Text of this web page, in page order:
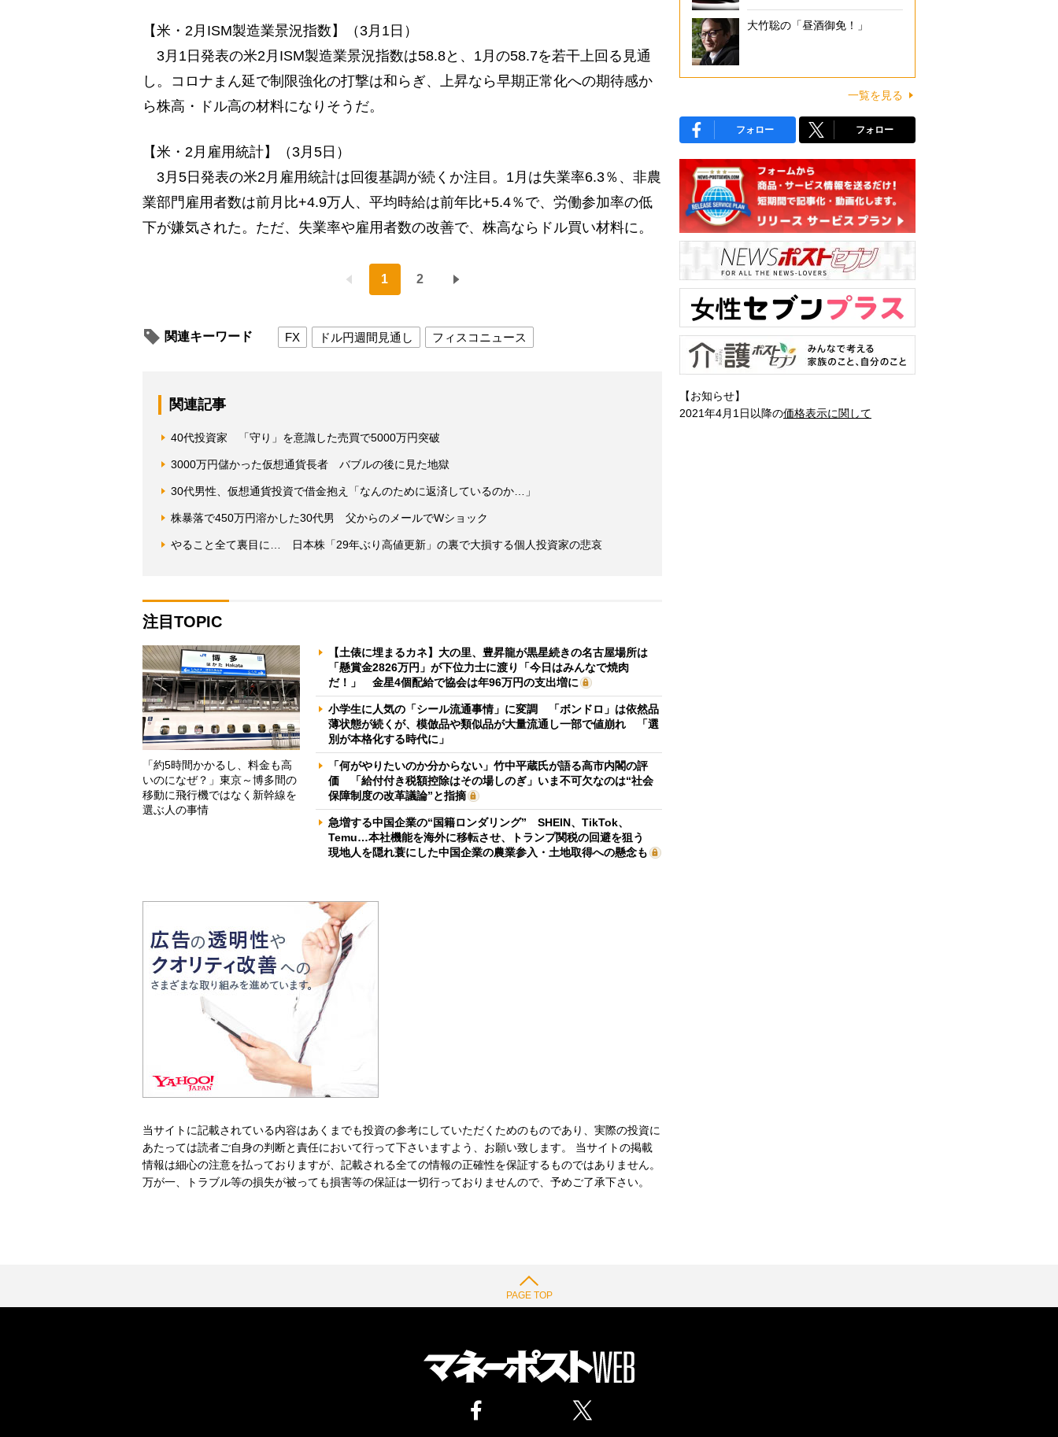
【米・2月ISM製造業景況指数】（3月1日）
3月1日発表の米2月ISM製造業景況指数は58.8と、1月の58.7を若干上回る見通
し。コロナまん延で制限強化の打撃は和らぎ、上昇なら早期正常化への期待感か
ら株高・ドル高の材料になりそうだ。
【米・2月雇用統計】（3月5日）
3月5日発表の米2月雇用統計は回復基調が続くか注目。1月は失業率6.3％、非農
業部門雇用者数は前月比+4.9万人、平均時給は前年比+5.4％で、労働参加率の低
下が嫌気された。ただ、失業率や雇用者数の改善で、株高ならドル買い材料に。
1 2
関連キーワード FX ドル円週間見通し フィスコニュース
関連記事
40代投資家 「守り」を意識した売買で5000万円突破
3000万円儲かった仮想通貨長者 バブルの後に見た地獄
30代男性、仮想通貨投資で借金抱え「なんのために返済しているのか…」
株暴落で450万円溶かした30代男 父からのメールでWショック
やること全て裏目に… 日本株「29年ぶり高値更新」の裏で大損する個人投資家の悲哀
注目TOPIC
「約5時間かかるし、料金も高
いのになぜ？」東京～博多間の
移動に飛行機ではなく新幹線を
選ぶ人の事情
【土俵に埋まるカネ】大の里、豊昇龍が黒星続きの名古屋場所は
「懸賞金2826万円」が下位力士に渡り「今日はみんなで焼肉
だ！」 金星4個配給で協会は年96万円の支出増に
小学生に人気の「シール流通事情」に変調 「ボンドロ」は依然品
薄状態が続くが、模倣品や類似品が大量流通し一部で値崩れ 「選
別が本格化する時代に」
「何がやりたいのか分からない」竹中平蔵氏が語る高市内閣の評
価 「給付付き税額控除はその場しのぎ」いま不可欠なのは“社会
保障制度の改革議論”と指摘
急増する中国企業の“国籍ロンダリング” SHEIN、TikTok、
Temu…本社機能を海外に移転させ、トランプ関税の回避を狙う
現地人を隠れ蓑にした中国企業の農業参入・土地取得への懸念も
当サイトに記載されている内容はあくまでも投資の参考にしていただくためのものであり、実際の投資に
あたっては読者ご自身の判断と責任において行って下さいますよう、お願い致します。 当サイトの掲載
情報は細心の注意を払っておりますが、記載される全ての情報の正確性を保証するものではありません。
万が一、トラブル等の損失が被っても損害等の保証は一切行っておりませんので、予めご了承下さい。
大竹聡の「昼酒御免！」
一覧を見る
フォロー フォロー
【お知らせ】
2021年4月1日以降の価格表示に関して
PAGE TOP